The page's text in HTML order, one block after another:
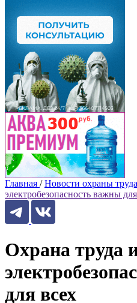
Главная / Новости охраны труда
электробезопасность важны
Охрана труда
для всех